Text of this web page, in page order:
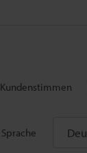
Kundenstimmen
Sprache